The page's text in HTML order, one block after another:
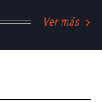
Ver más